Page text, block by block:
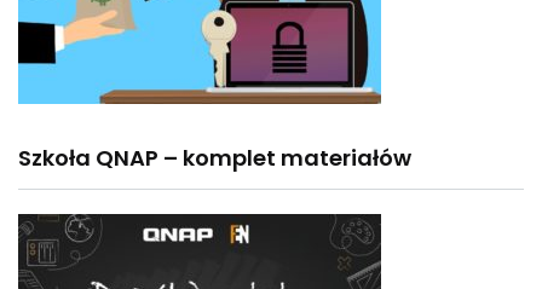
Szkoła QNAP – komplet materiałów